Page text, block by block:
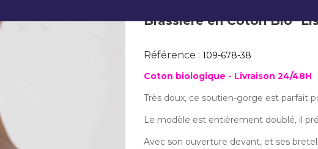
Brassière en Coton Bio
Référence : 109-678-38
Coton biologique - Livraison 24/48H
Très doux, ce soutien-gorge est parfait
Le modèle est entièrement doublé, il
Avec son ouverture devant, et ses